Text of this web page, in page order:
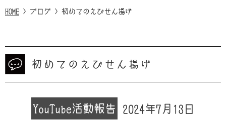
HOME > ブログ > 初めてのえびせん揚げ
初めてのえびせん揚げ
YouTube活動報告 2024年7月13日